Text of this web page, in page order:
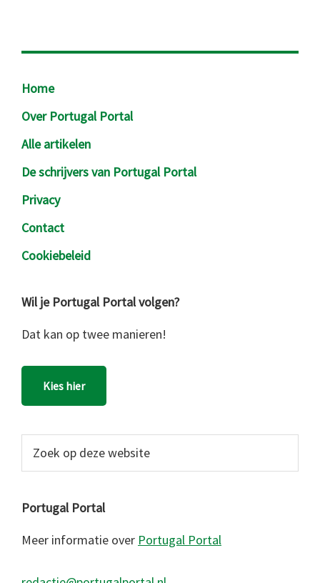
Footer
Home
Over Portugal Portal
Alle artikelen
De schrijvers van Portugal Portal
Privacy
Contact
Cookiebeleid
Wil je Portugal Portal volgen?
Dat kan op twee manieren!
Kies hier
website
Portugal Portal
Meer informatie over Portugal Portal